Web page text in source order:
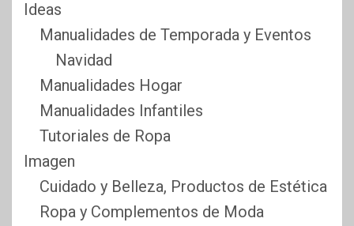
Ideas
Manualidades de Temporada y Eventos
Navidad
Manualidades Hogar
Manualidades Infantiles
Tutoriales de Ropa
Imagen
Cuidado y Belleza, Productos de Estética
Ropa y Complementos de Moda